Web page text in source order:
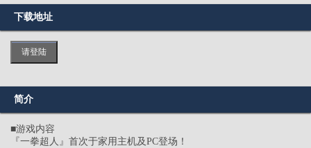
下载地址
请登陆
简介
■游戏内容
『一拳超人』首次于家用主机及PC登场！